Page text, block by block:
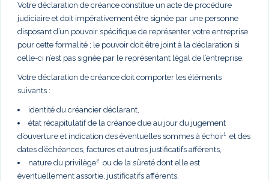
Votre déclaration de créance constitue un acte de procédure
judiciaire et doit impérativement être signée par une personne
disposant d’un pouvoir spécifique de représenter votre entreprise
pour cette formalité ; le pouvoir doit être joint à la déclaration si
celle-ci n’est pas signée par le représentant légal de l’entreprise.
Votre déclaration de créance doit comporter les éléments
suivants :
identité du créancier déclarant,
état récapitulatif de la créance due au jour du jugement
d’ouverture et indication des éventuelles sommes à échoir¹ et des
dates d’échéances, factures et autres justificatifs afférents,
nature du privilège² ou de la sûreté dont elle est
éventuellement assortie, justificatifs afférents,